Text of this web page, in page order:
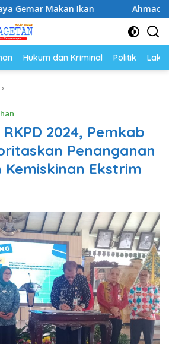
Ikan Ahmad Setiawan
Hukum dan Kriminal Politik
2024, Pemkab
Penanganan
Ekstrim